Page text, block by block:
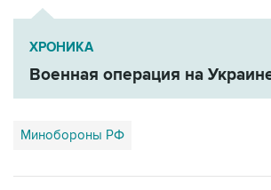
ХРОНИКА
Военная операция на
Минобороны РФ